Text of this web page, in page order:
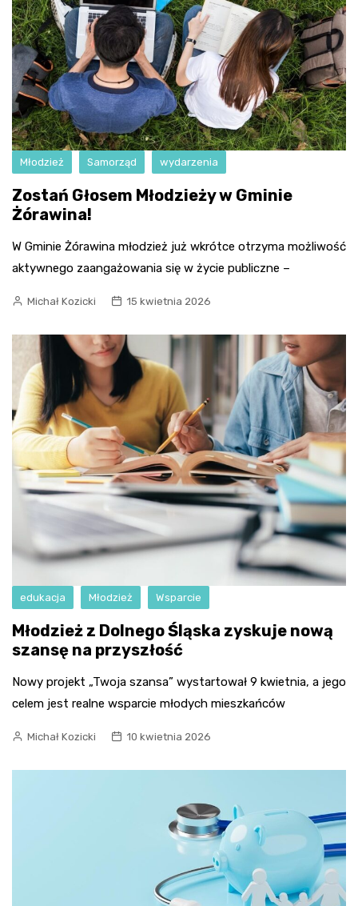
Młodzież Samorząd wydarzenia
Zostań Głosem Młodzieży w Gminie
Żórawina!
W Gminie Żórawina młodzież już wkrótce otrzyma możliwość
aktywnego zaangażowania się w życie publiczne –
Michał Kozicki 15 kwietnia 2026
edukacja Młodzież Wsparcie
Młodzież z Dolnego Śląska zyskuje nową
szansę na przyszłość
Nowy projekt „Twoja szansa” wystartował 9 kwietnia, a jego
celem jest realne wsparcie młodych mieszkańców
Michał Kozicki 10 kwietnia 2026